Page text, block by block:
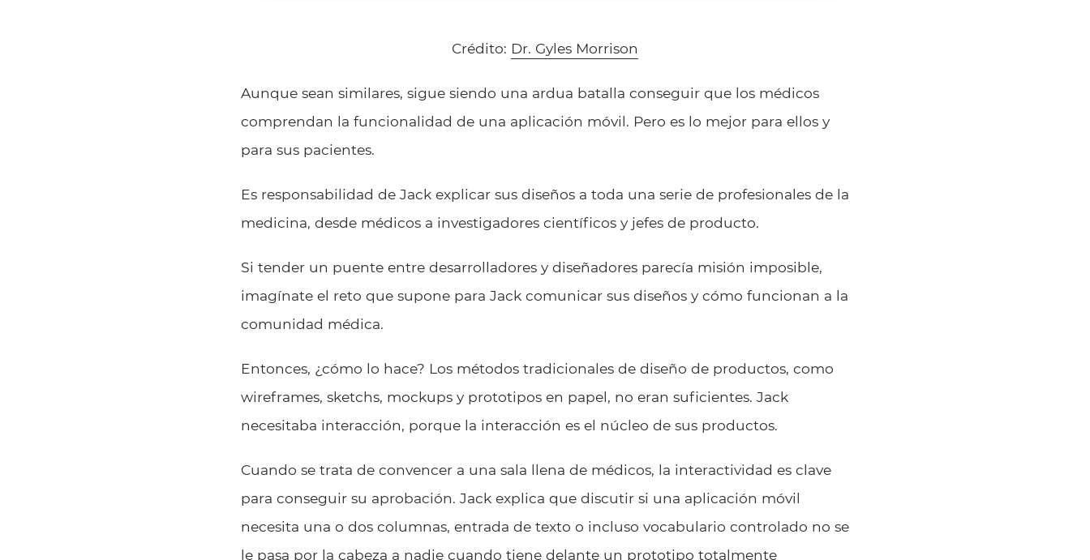
Crédito: Dr. Gyles Morrison
Aunque sean similares, sigue siendo una ardua batalla conseguir que los médicos
comprendan la funcionalidad de una aplicación móvil. Pero es lo mejor para ellos y
para sus pacientes.
Es responsabilidad de Jack explicar sus diseños a toda una serie de profesionales de la
medicina, desde médicos a investigadores científicos y jefes de producto.
Si tender un puente entre desarrolladores y diseñadores parecía misión imposible,
imagínate el reto que supone para Jack comunicar sus diseños y cómo funcionan a la
comunidad médica.
Entonces, ¿cómo lo hace? Los métodos tradicionales de diseño de productos, como
wireframes, sketchs, mockups y prototipos en papel, no eran suficientes. Jack
necesitaba interacción, porque la interacción es el núcleo de sus productos.
Cuando se trata de convencer a una sala llena de médicos, la interactividad es clave
para conseguir su aprobación. Jack explica que discutir si una aplicación móvil
necesita una o dos columnas, entrada de texto o incluso vocabulario controlado no se
le pasa por la cabeza a nadie cuando tiene delante un prototipo totalmente